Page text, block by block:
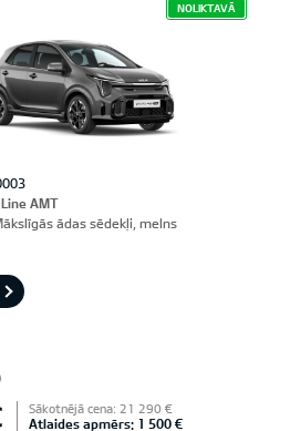
NOLIKTAVĀ
AMT
ādas sēdekļi, melns
Sākotnējā cena: 21 290 €
Atlaides apmērs: 1 500 €